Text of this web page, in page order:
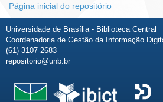
Página inicial do repositório
Universidade de Brasília - Biblioteca Central
Coordenadoria de Gestão da Informação
(61) 3107-2683
repositorio@unb.br